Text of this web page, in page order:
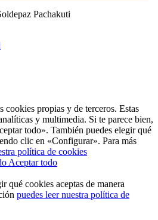
Pachakuti
cookies propias y de terceros. Estas
y multimedia. Si te parece bien,
todo». También puedes elegir qué
clic en «Configurar». Para más
política de cookies
Aceptar todo
qué cookies aceptas de manera
puedes leer nuestra política de